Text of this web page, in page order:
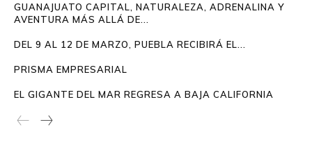
GUANAJUATO CAPITAL, NATURALEZA, ADRENALINA Y
AVENTURA MÁS ALLÁ DE...
DEL 9 AL 12 DE MARZO, PUEBLA RECIBIRÁ EL...
PRISMA EMPRESARIAL
EL GIGANTE DEL MAR REGRESA A BAJA CALIFORNIA